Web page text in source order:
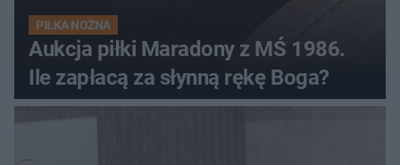
PIŁKA NOŻNA
Aukcja piłki Maradony z MŚ 1986.
Ile zapłacą za słynną rękę Boga?